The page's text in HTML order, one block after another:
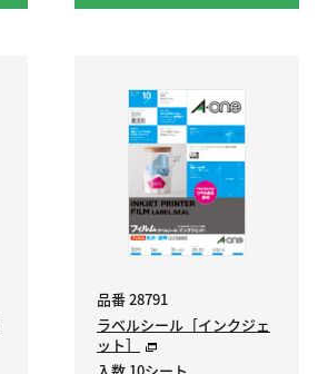
品番 28791
ラベルシール［インクジェ
ット］